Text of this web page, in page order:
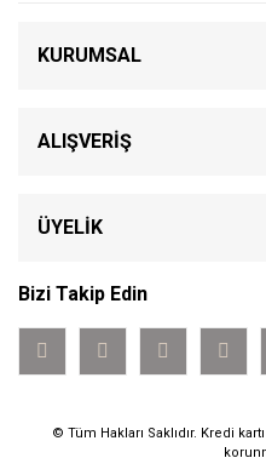
KURUMSAL
ALIŞVERİŞ
ÜYELİK
Bizi Takip Edin
© Tüm Hakları Saklıdır. Kredi